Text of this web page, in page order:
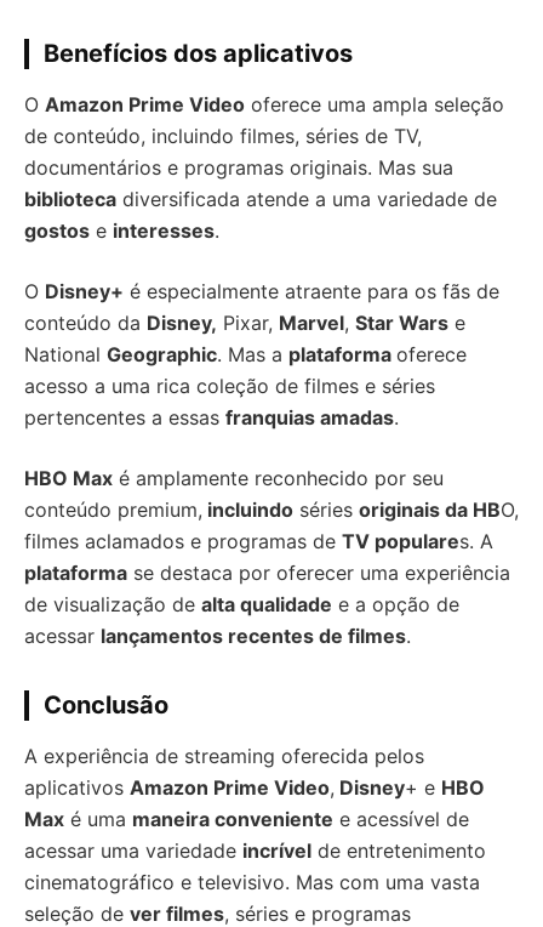
Benefícios dos aplicativos
O Amazon Prime Video oferece uma ampla seleção
de conteúdo, incluindo filmes, séries de TV,
documentários e programas originais. Mas sua
biblioteca diversificada atende a uma variedade de
gostos e interesses.
O Disney+ é especialmente atraente para os fãs de
conteúdo da Disney, Pixar, Marvel, Star Wars e
National Geographic. Mas a plataforma oferece
acesso a uma rica coleção de filmes e séries
pertencentes a essas franquias amadas.
HBO Max é amplamente reconhecido por seu
conteúdo premium, incluindo séries originais da HBO,
filmes aclamados e programas de TV populares. A
plataforma se destaca por oferecer uma experiência
de visualização de alta qualidade e a opção de
acessar lançamentos recentes de filmes.
Conclusão
A experiência de streaming oferecida pelos
aplicativos Amazon Prime Video, Disney+ e HBO
Max é uma maneira conveniente e acessível de
acessar uma variedade incrível de entretenimento
cinematográfico e televisivo. Mas com uma vasta
seleção de ver filmes, séries e programas